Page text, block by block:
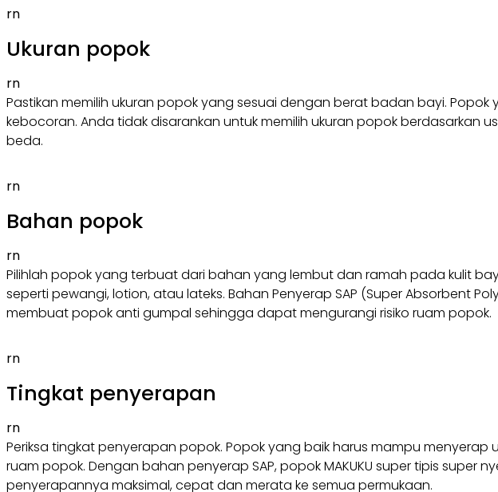
rn
Ukuran popok
rn
Pastikan memilih ukuran popok yang sesuai dengan berat badan bayi.
kebocoran. Anda tidak disarankan untuk memilih ukuran popok
beda.
rn
Bahan popok
rn
Pilihlah popok yang terbuat dari bahan yang lembut dan ramah pada kulit
seperti pewangi, lotion, atau lateks. Bahan Penyerap SAP (Super Absorbent
membuat popok anti gumpal sehingga dapat mengurangi risiko ruam popok.
rn
Tingkat penyerapan
rn
Periksa tingkat penyerapan popok. Popok yang baik harus mampu
ruam popok. Dengan bahan penyerap SAP, popok MAKUKU super tipis
penyerapannya maksimal, cepat dan merata ke semua permukaan.